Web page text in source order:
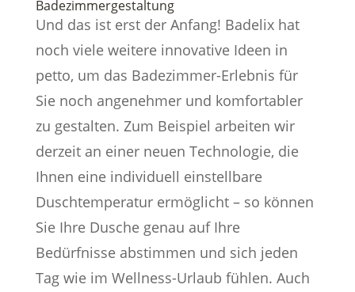
Badezimmergestaltung
Und das ist erst der Anfang! Badelix hat
noch viele weitere innovative Ideen in
petto, um das Badezimmer-Erlebnis für
Sie noch angenehmer und komfortabler
zu gestalten. Zum Beispiel arbeiten wir
derzeit an einer neuen Technologie, die
Ihnen eine individuell einstellbare
Duschtemperatur ermöglicht – so können
Sie Ihre Dusche genau auf Ihre
Bedürfnisse abstimmen und sich jeden
Tag wie im Wellness-Urlaub fühlen. Auch